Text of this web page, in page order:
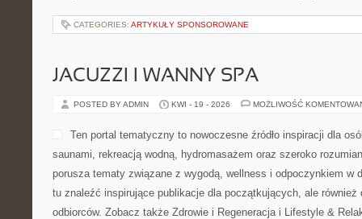
CATEGORIES: ARTYKUŁY SPONSOROWANE
JACUZZI I WANNY SPA
POSTED BY ADMIN KWI - 19 - 2026 MOŻLIWOŚĆ
Ten portal tematyczny to nowoczesne źródło inspiracji dla
saunami, rekreacją wodną, hydromasażem oraz szeroko
porusza tematy związane z wygodą, wellness i odpoczynkiem w
tu znaleźć inspirujące publikacje dla początkujących, ale również
odbiorców. Zobacz także Zdrowie i Regeneracja i Lifestyle &